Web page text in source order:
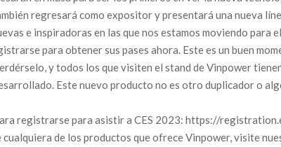
regresará como expositor y presentará una nueva
e inspiradoras en las que nos estamos moviendo para
para obtener sus pases ahora. Este es un buen
y todos los que visiten el stand de Vinpower
Este nuevo producto no es otro duplicador o
registrarse para asistir a CES 2023: https://
de los productos que ofrece Vinpower, visite